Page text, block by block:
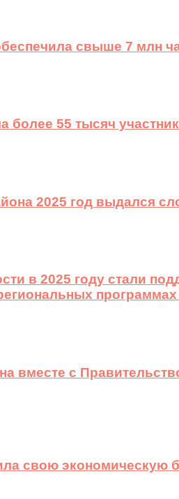
свыше 7 млн
более 55 тысяч
2025 год выдался
в 2025 году стали
программах
вместе с
свою экономическую